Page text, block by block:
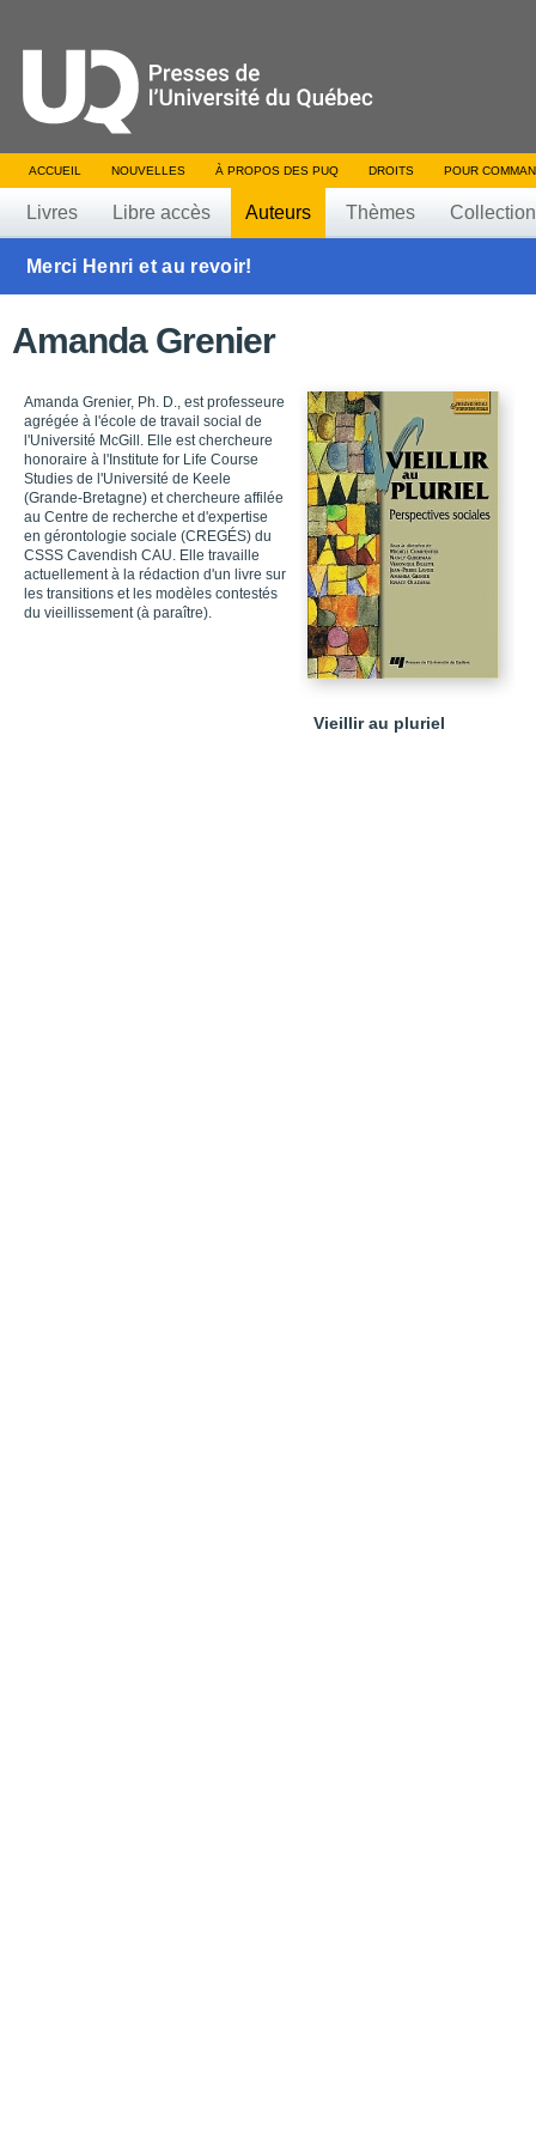
ACCUEIL NOUVELLES À PROPOS DES PUQ DROITS POUR
Livres Libre accès Auteurs Thèmes
Merci Henri et au revoir!
Amanda Grenier
Amanda Grenier, Ph. D., est professeure
agrégée à l'école de travail social de
l'Université McGill. Elle est chercheure
honoraire à l'Institute for Life Course
Studies de l'Université de Keele
(Grande-Bretagne) et chercheure affilée
au Centre de recherche et d'expertise
en gérontologie sociale (CREGÉS) du
CSSS Cavendish CAU. Elle travaille
actuellement à la rédaction d'un livre sur
les transitions et les modèles contestés
du vieillissement (à paraître).
Vieillir au pluriel